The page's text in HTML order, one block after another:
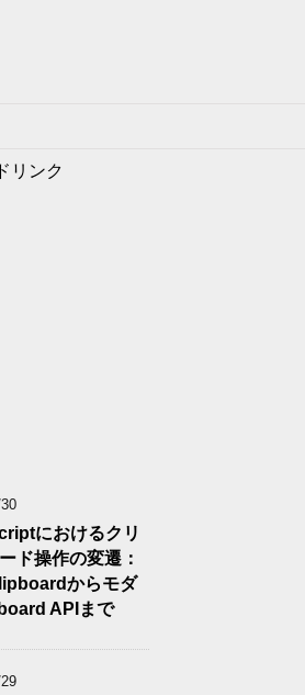
リンク
におけるクリ
ド操作の変遷：
からモダ
APIまで